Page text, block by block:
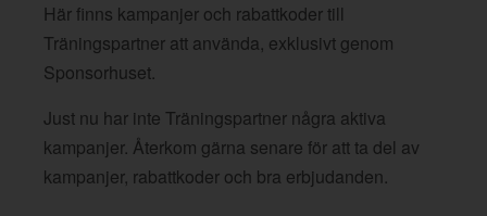
Här finns kampanjer och rabattkoder till
Träningspartner att använda, exklusivt genom
Sponsorhuset.
Just nu har inte Träningspartner några aktiva
kampanjer. Återkom gärna senare för att ta del av
kampanjer, rabattkoder och bra erbjudanden.